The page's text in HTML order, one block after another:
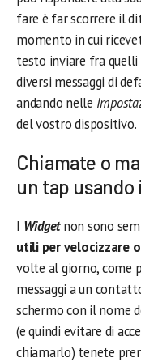
fare è far scorrere il
momento in cui
testo inviare fra
diversi messaggi di
andando nelle
del vostro dispositivo.
Chiamate o
un tap
I Widgetnon sono
utili per velocizzare
volte al giorno, come
messaggi a un
schermo con il nome
(e quindi evitare di
chiamarlo) tenete